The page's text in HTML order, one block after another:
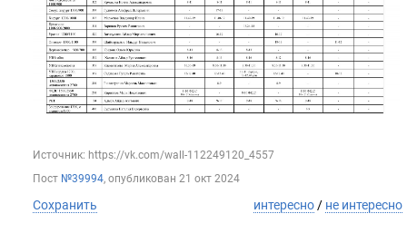
Источник: https://vk.com/wall-112249120_4557
Пост №39994, опубликован 21 окт 2024
Сохранить интересно / не интересно